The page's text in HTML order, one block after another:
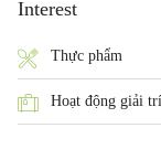
Interest
Thực phẩm
Hoạt động giải trí